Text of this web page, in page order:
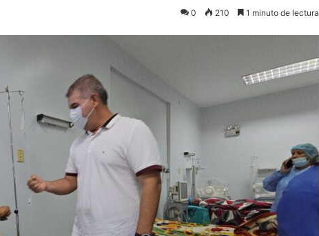
0 210 1 minuto de lectura